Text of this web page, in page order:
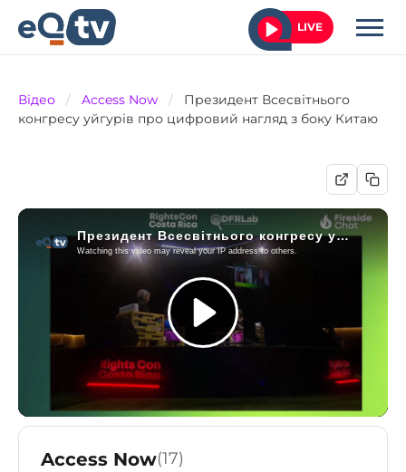
LIVE
Відео / Access Now /
Президент Всесвітнього
конгресу уйгурів про цифровий нагляд з боку Китаю
Access Now(17)